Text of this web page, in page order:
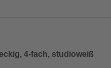
4-fach, studioweiß